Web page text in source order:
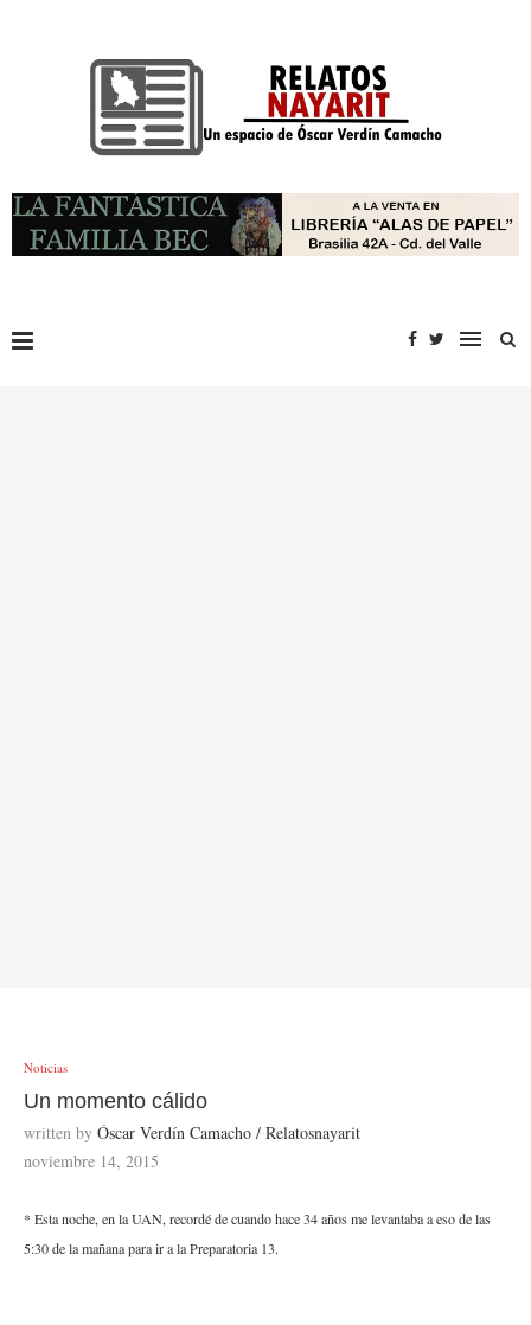
Noticias
Un momento cálido
written by Óscar Verdín Camacho / Relatosnayarit
noviembre 14, 2015
* Esta noche, en la UAN, recordé de cuando hace 34 años me levantaba a eso de las
5:30 de la mañana para ir a la Preparatoria 13.